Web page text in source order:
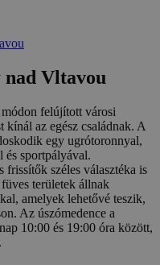
Vltavou
felújított városi
kínál az egész családnak. A
egy ugrótoronnyal,
és sportpályával.
frissítők széles választéka is
területek állnak
amelyek lehetővé teszik,
Az úszómedence a
10:00 és 19:00 óra között,